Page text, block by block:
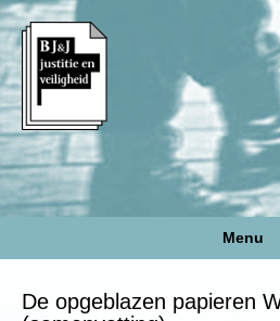
Menu
De opgeblazen papieren